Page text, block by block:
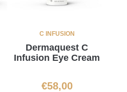
C INFUSION
Dermaquest C
Infusion Eye Cream
€58,00